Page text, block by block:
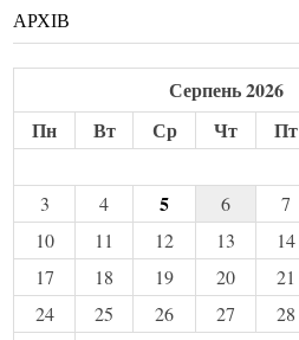
АРХІВ
Серпень 2026
Пн
Вт Ср Чт Пт
3
4 5 6 7
10
11 12 13 14
17
18 19 20 21
24
25 26 27 28